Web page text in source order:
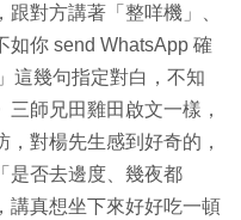
對方講著「整咩機」、
如你 send WhatsApp 確
這幾句指定對白，不知
師兄田雞田啟文一樣，
對楊先生感到好奇的，
是否去邊度、幾夜都
講真想坐下來好好吃一頓